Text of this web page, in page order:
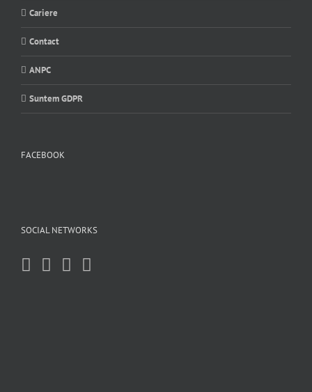
Cariere
Contact
ANPC
Suntem GDPR
FACEBOOK
SOCIAL NETWORKS